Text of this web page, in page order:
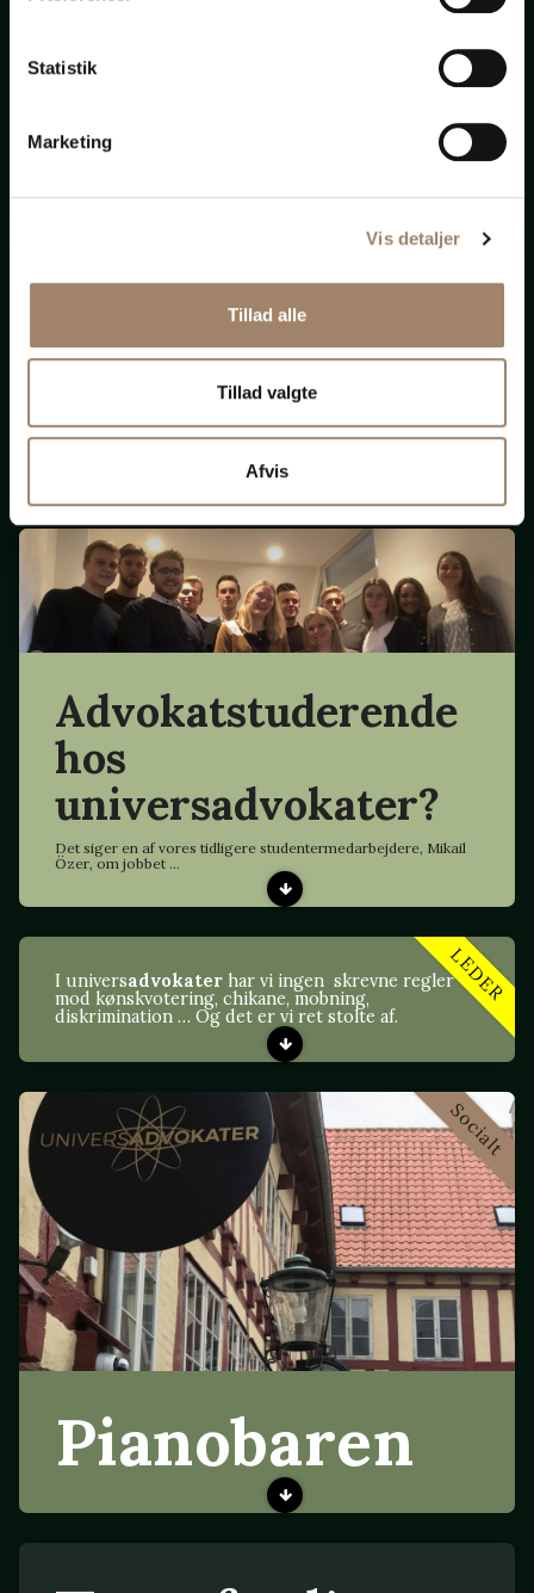
Statistik
Marketing
Vis detaljer
Tillad alle
Tillad valgte
Afvis
bistand
til
Nye krav om ligeløn
og
løngennemsigtighed
(Opdateret 131125)
Advokatstuderende
hos
universadvokater?
Det siger en af vores tidligere studentermedarbejdere, Mikail
Özer, om jobbet ...
LEDER
I universadvokaterhar vi ingen skrevne regler
mod kønskvotering, chikane, mobning,
diskrimination … Og det er vi ret stolte af.
Socialt
Pianobaren